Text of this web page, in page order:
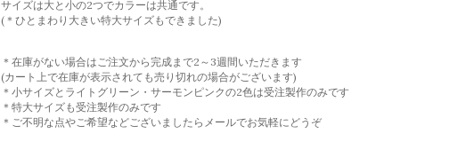
サイズは大と小の2つでカラーは共通です。
(＊ひとまわり大きい特大サイズもできました)
＊在庫がない場合はご注文から完成まで2～3週間いただきます
(カート上で在庫が表示されても売り切れの場合がございます)
＊小サイズとライトグリーン・サーモンピンクの2色は受注製作のみです
＊特大サイズも受注製作のみです
＊ご不明な点やご希望などございましたらメールでお気軽にどうぞ